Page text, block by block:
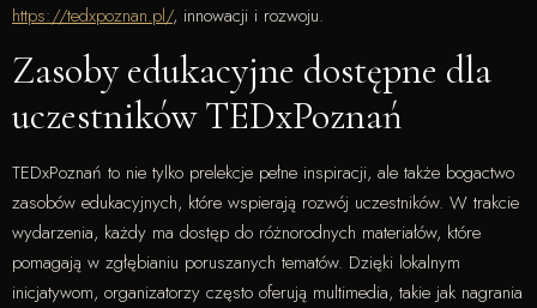
https://tedxpoznan.pl/, innowacji i rozwoju.
Zasoby edukacyjne dostępne dla
uczestników TEDxPoznań
TEDxPoznań to nie tylko prelekcje pełne inspiracji, ale także bogactwo
zasobów edukacyjnych, które wspierają rozwój uczestników. W trakcie
wydarzenia, każdy ma dostęp do różnorodnych materiałów, które
pomagają w zgłębianiu poruszanych tematów. Dzięki lokalnym
inicjatywom, organizatorzy często oferują multimedia, takie jak nagrania